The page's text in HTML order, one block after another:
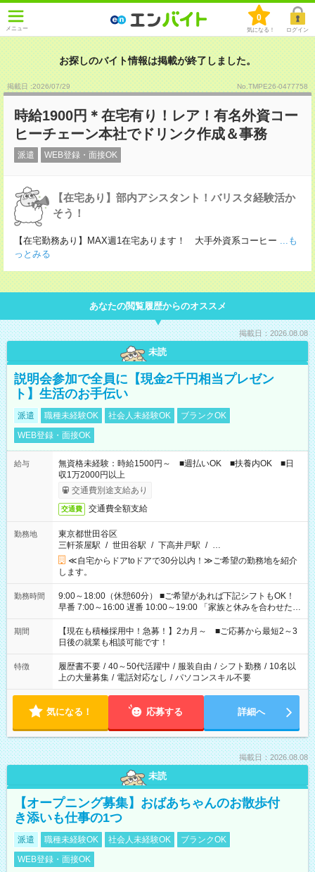
メニュー
0
気になる！ ログイン
お探しのバイト情報は掲載が終了しました。
掲載日 :2026/07/29 No.TMPE26-0477758
時給1900円＊在宅有り！レア！有名外資コー
ヒーチェーン本社でドリンク作成＆事務
派遣 WEB登録・面接OK
【在宅あり】部内アシスタント！バリスタ経験活か
そう！
【在宅勤務あり】MAX週1在宅あります！ 大手外資系コーヒー ...も
っとみる
あなたの閲覧履歴からのオススメ
掲載日：2026.08.08
未読
説明会参加で全員に【現金2千円相当プレゼン
ト】生活のお手伝い
派遣 職種未経験OK 社会人未経験OK
ブランクOK
WEB登録・面接OK
給与
無資格未経験：時給1500円～ ■週払いOK ■扶養内OK ■日
収1万2000円以上
交通費別途支給あり
交通費 交通費全額支給
勤務地
東京都世田谷区
三軒茶屋駅 / 世田谷駅 / 下高井戸駅 / …
≪自宅からドアtoドアで30分以内！≫ご希望の勤務地を紹介
します。
勤務時間
9:00～18:00（休憩60分） ■ご希望があれば下記シフトもOK！
早番 7:00～16:00 遅番 10:00～19:00 「家族と休みを合わせた
い」 「余裕を持って夕飯の準備がしたい」 「できれば残業はし
たくない」 など、ご希望を教えてくださいね。 ※Wワーク希望
の方へ 今ご覧のお仕事で希望する勤務時間と、もう1つのお仕事
の勤務時間。 合計で週40時間を超える場合は応募できません。
期間
【現在も積極採用中！急募！】2カ月～ ■ご応募から最短2～3
日後の就業も相談可能です！
特徴 履歴書不要 / 40～50代活躍中 / 服装自由 / シフト勤務 / 10名以
上の大量募集 / 電話対応なし / パソコンスキル不要
気になる！ 応募する 詳細へ
掲載日：2026.08.08
未読
【オープニング募集】おばあちゃんのお散歩付
き添いも仕事の1つ
派遣 職種未経験OK 社会人未経験OK
ブランクOK
WEB登録・面接OK